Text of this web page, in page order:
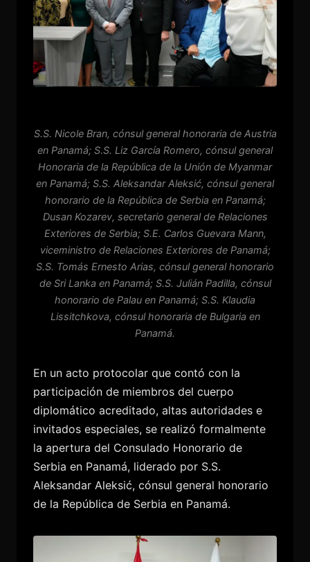
S.S. Nicole Bran, cónsul general honoraria de Austria
en Panamá; S.S. Liz García Romero, cónsul general
Honoraria de la República de la Unión de Myanmar
en Panamá; S.S. Aleksandar Aleksić, cónsul general
honorario de la República de Serbia en Panamá;
Dusan Kozarev, secretario general de Relaciones
Exteriores de Serbia; S.E. Carlos Guevara Mann,
viceministro de Relaciones Exteriores de Panamá;
S.S. Tomás Ernesto Arias, cónsul general honorario
de Sri Lanka en Panamá; S.S. Julián Padilla, cónsul
honorario de Palau en Panamá; S.S. Klaudia
Lissitchkova, cónsul honoraria de Bulgaria en
Panamá.
En un acto protocolar que contó con la
participación de miembros del cuerpo
diplomático acreditado, altas autoridades e
invitados especiales, se realizó formalmente
la apertura del Consulado Honorario de
Serbia en Panamá, liderado por S.S.
Aleksandar Aleksić, cónsul general honorario
de la República de Serbia en Panamá.